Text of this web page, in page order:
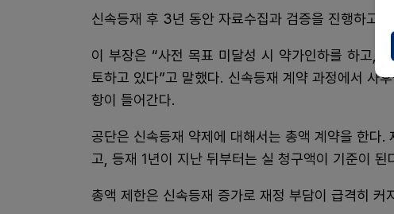
신속등재 후 3년 동안 자료수집과 검증을 진행하고 4
이 부장은 “사전 목표 미달성 시 약가인하를 하고,
토하고 있다”고 말했다. 신속등재 계약 과정에서 사
항이 들어간다.
공단은 신속등재 약제에 대해서는 총액 계약을 한다
고, 등재 1년이 지난 뒤부터는 실 청구액이 기준이 된
총액 제한은 신속등재 증가로 재정 부담이 급격히